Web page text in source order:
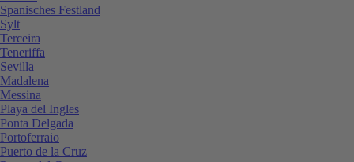
Spanisches Festland
Sylt
Terceira
Teneriffa
Sevilla
Madalena
Messina
Playa del Ingles
Ponta Delgada
Portoferraio
Puerto de la Cruz